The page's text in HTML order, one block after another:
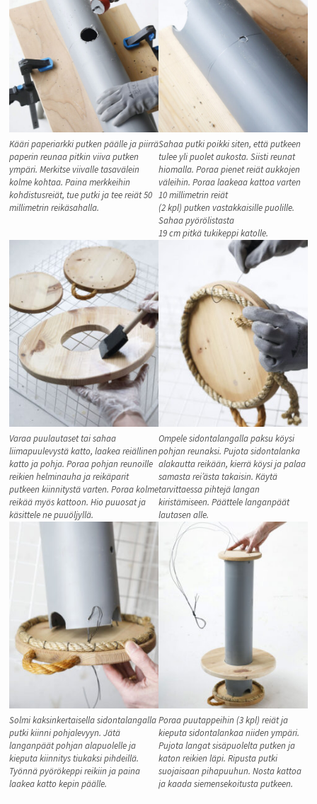
Kääri paperiarkki putken päälle ja piirrä
paperin reunaa pitkin viiva putken
ympäri. Merkitse viivalle tasavälein
kolme kohtaa. Paina merkkeihin
kohdistusreiät, tue putki ja tee reiät 50
millimetrin reikäsahalla.
Sahaa putki poikki siten, että putkeen
tulee yli puolet aukosta. Siisti reunat
hiomalla. Poraa pienet reiät aukkojen
väleihin. Poraa laakeaa kattoa varten
10 millimetrin reiät
(2 kpl) putken vastakkaisille puolille.
Sahaa pyörölistasta
19 cm pitkä tukikeppi katolle.
Varaa puulautaset tai sahaa
liimapuulevystä katto, laakea reiällinen
katto ja pohja. Poraa pohjan reunoille
reikien helminauha ja reikäparit
putkeen kiinnitystä varten. Poraa kolme
reikää myös kattoon. Hio puuosat ja
käsittele ne puuöljyllä.
Ompele sidontalangalla paksu köysi
pohjan reunaksi. Pujota sidontalanka
alakautta reikään, kierrä köysi ja palaa
samasta rei’ästa takaisin. Käytä
tarvittaessa pihtejä langan
kiristämiseen. Päättele langanpäät
lautasen alle.
Solmi kaksinkertaisella sidontalangalla
putki kiinni pohjalevyyn. Jätä
langanpäät pohjan alapuolelle ja
kieputa kiinnitys tiukaksi pihdeillä.
Työnnä pyörökeppi reikiin ja paina
laakea katto kepin päälle.
Poraa puutappeihin (3 kpl) reiät ja
kieputa sidontalankaa niiden ympäri.
Pujota langat sisäpuolelta putken ja
katon reikien läpi. Ripusta putki
suojaisaan pihapuuhun. Nosta kattoa
ja kaada siemensekoitusta putkeen.